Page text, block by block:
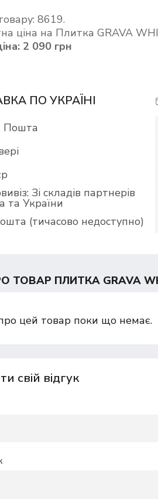
8619.
ціна на Плитка GRAVA
2 090 грн
ПО УКРАЇНІ
Пошта
Зі складів партнерів
та України
(тичасово недоступно)
ТОВАР ПЛИТКА GRAVA
про цей товар поки що немає.
свій відгук